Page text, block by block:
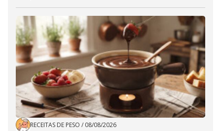
RECEITAS DE PESO / 08/08/2026